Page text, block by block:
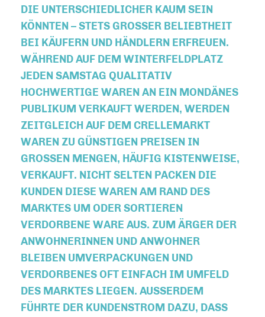
DIE UNTERSCHIEDLICHER KAUM SEIN
KÖNNTEN – STETS GROSSER BELIEBTHEIT B
EI KÄUFERN UND HÄNDLERN ERFREUEN. W
ÄHREND AUF DEM WINTERFELDPLATZ J
EDEN SAMSTAG QUALITATIV H
OCHWERTIGE WAREN AN EIN MONDÄNES P
UBLIKUM VERKAUFT WERDEN, WERDEN Z
EITGLEICH AUF DEM CRELLEMARKT W
AREN ZU GÜNSTIGEN PREISEN IN G
ROSSEN MENGEN, HÄUFIG KISTENWEISE, VER
KAUFT. NICHT SELTEN PACKEN DIE KUN
DEN DIESE WAREN AM RAND DES MAR
KTES UM ODER SORTIEREN VER
DORBENE WARE AUS. ZUM ÄRGER DER ANW
OHNERINNEN UND ANWOHNER BLE
IBEN UMVERPACKUNGEN UND VER
DORBENES OFT EINFACH IM UMFELD DES
MARKTES LIEGEN. AUSSERDEM FÜHR
TE DER KUNDENSTROM DAZU, DASS SICH